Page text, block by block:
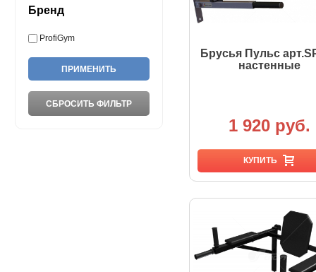
Бренд
ProfiGym
Брусья Пульс
настенные
1 920 руб.
КУПИТЬ